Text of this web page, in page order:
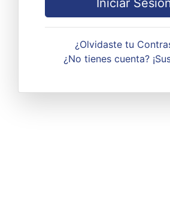
Iniciar
¿Olvidaste tu
¿No tienes cuenta?